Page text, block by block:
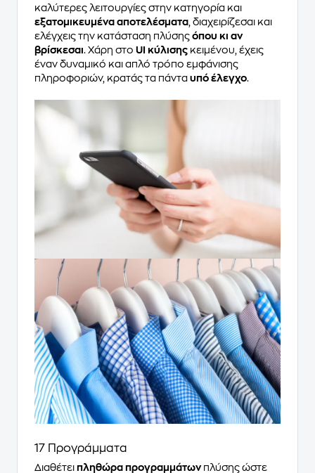
καλύτερες λειτουργίες στην κατηγορία και
εξατομικευμένα αποτελέσματα , διαχειρίζεσαι και
ελέγχεις την κατάσταση πλύσης όπου κι αν
βρίσκεσαι. Χάρη στο UI κύλισης κειμένου, έχεις
έναν δυναμικό και απλό τρόπο εμφάνισης
πληροφοριών, κρατάς τα πάντα υπό έλεγχο.
17 Προγράμματα
Διαθέτει πληθώρα προγραμμάτωνπλύσης ώστε